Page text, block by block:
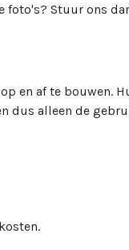
Stuur ons
en af te bouwen.
dus alleen de